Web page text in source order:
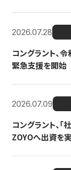
2026.07.28
コングラント、
緊急支援を開始
2026.07.09
コングラント、
ZOYOへ出資を